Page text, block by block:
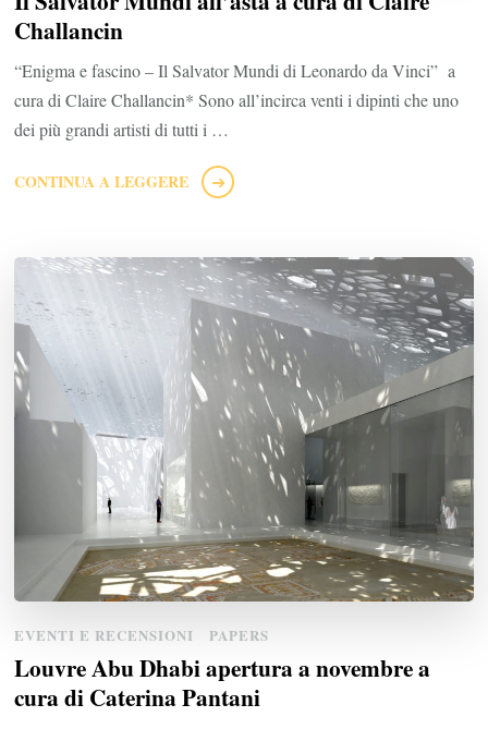
Challancin
“Enigma e fascino – Il Salvator Mundi di Leonardo da Vinci” a
cura di Claire Challancin* Sono all’incirca venti i dipinti che uno
dei più grandi artisti di tutti i …
CONTINUA A LEGGERE
EVENTI E RECENSIONI PAPERS
Louvre Abu Dhabi apertura a novembre a
cura di Caterina Pantani